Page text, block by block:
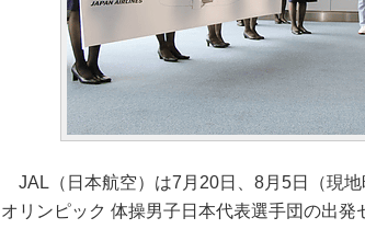
JAL（日本航空）は7月20日、8月5日（現
オリンピック 体操男子日本代表選手団の出発